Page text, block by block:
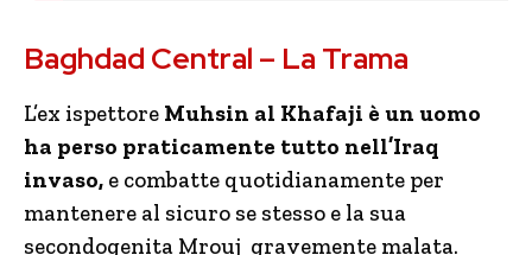
Baghdad Central – La Trama
L’ex ispettore Muhsin al Khafaji è un uomo
ha perso praticamente tutto nell’Iraq
invaso, e combatte quotidianamente per
mantenere al sicuro se stesso e la sua
secondogenita Mrouj gravemente malata.